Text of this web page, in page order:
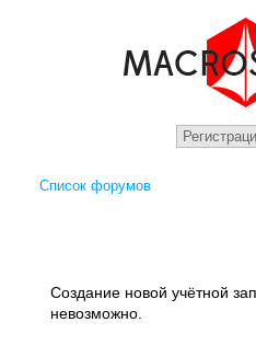
Список форумов
Создание новой учётной
невозможно.